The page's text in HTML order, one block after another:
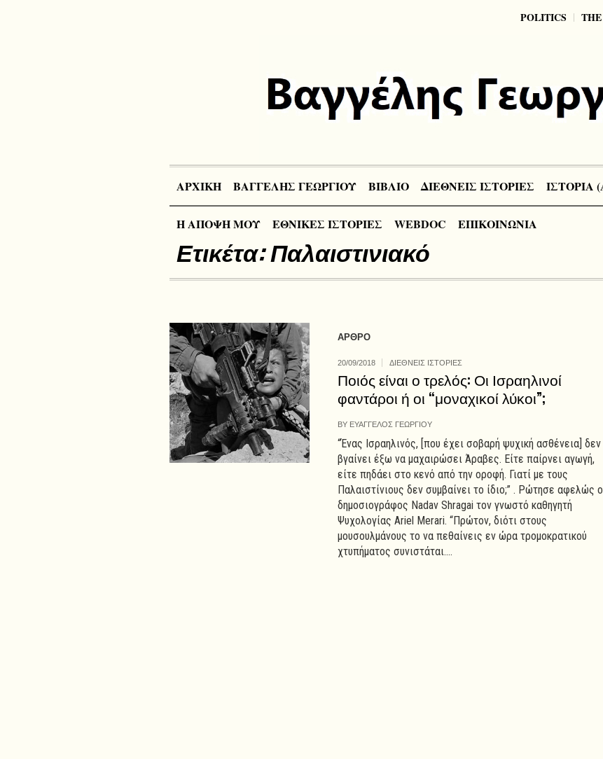
POLITICS
ΑΡΧΙΚΗ ΒΑΓΓΕΛΗΣ ΓΕΩΡΓΙΟΥ ΒΙΒΛΙΟ ΔΙΕΘΝΕΙΣ ΙΣΤΟΡΙΕΣ ΙΣΤΟΡΙΑ
Η ΑΠΟΨΗ ΜΟΥ ΕΘΝΙΚΕΣ ΙΣΤΟΡΙΕΣ WEBDOC ΕΠΙΚΟΙΝΩΝΙΑ
Ετικέτα:Παλαιστινιακό
ΑΡΘΡΟ
20/09/2018 ΔΙΕΘΝΕΙΣ ΙΣΤΟΡΙΕΣ
Ποιός είναι ο τρελός: Οι Ισραηλινοί
φαντάροι ή οι “μοναχικοί λύκοι”;
BY ΕΥΑΓΓΕΛΟΣ ΓΕΩΡΓΙΟΥ
“Ένας Ισραηλινός, [που έχει σοβαρή ψυχική ασθένεια] δεν
βγαίνει έξω να μαχαιρώσει Άραβες. Είτε παίρνει αγωγή,
είτε πηδάει στο κενό από την οροφή. Γιατί με τους
Παλαιστίνιους δεν συμβαίνει το ίδιο;” . Ρώτησε αφελώς ο
δημοσιογράφος Nadav Shragai τον γνωστό καθηγητή
Ψυχολογίας Ariel Merari. “Πρώτον, διότι στους
μουσουλμάνους το να πεθαίνεις εν ώρα τρομοκρατικού
χτυπήματος συνιστάται....